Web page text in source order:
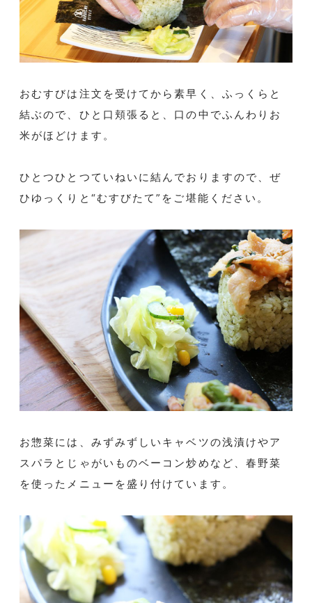
おむすびは注文を受けてから素早く、ふっくらと
結ぶので、ひと口頬張ると、口の中でふんわりお
米がほどけます。
ひとつひとつていねいに結んでおりますので、ぜ
ひゆっくりと“むすびたて”をご堪能ください。
お惣菜には、みずみずしいキャベツの浅漬けやア
スパラとじゃがいものベーコン炒めなど、春野菜
を使ったメニューを盛り付けています。